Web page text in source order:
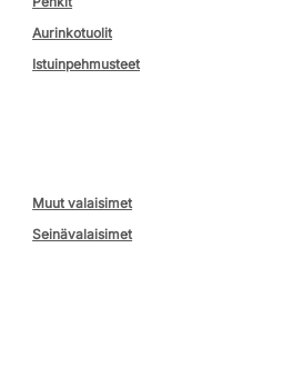
Aurinkotuolit
Istuinpehmusteet
Muut valaisimet
Seinävalaisimet